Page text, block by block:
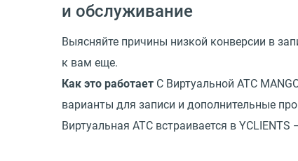
и обслуживание
Выясняйте причины низкой конверсии в
к вам еще.
Как это работает С Виртуальной АТС
варианты для записи и дополнительные
Виртуальная АТС встраивается в